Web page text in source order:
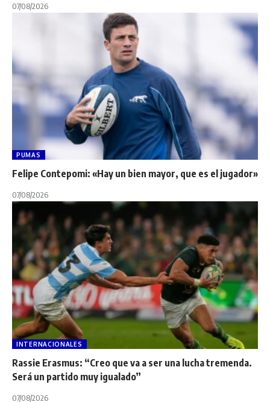
07/08/2026
PUMAS
Felipe Contepomi: «Hay un bien mayor, que es el jugador»
07/08/2026
INTERNACIONALES
Rassie Erasmus: “Creo que va a ser una lucha tremenda.
Será un partido muy igualado”
07/08/2026